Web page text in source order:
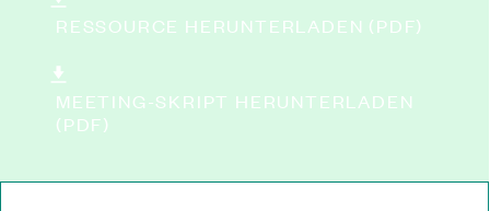
RESSOURCE HERUNTERLADEN (PDF)
MEETING-SKRIPT HERUNTERLADEN
(PDF)